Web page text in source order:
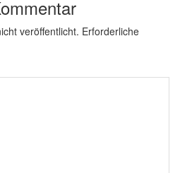
veröffentlicht. Erforderliche